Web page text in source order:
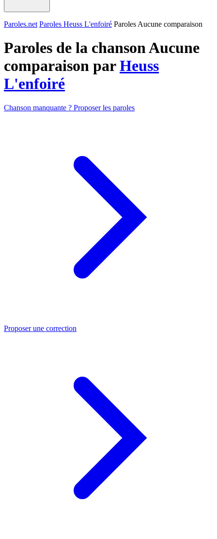
Paroles.net Paroles Heuss L'enfoiré Paroles Aucune comparaison
Paroles de la chanson Aucune
comparaison parHeuss
L'enfoiré
Chanson manquante ? Proposer les paroles
Proposer une correction